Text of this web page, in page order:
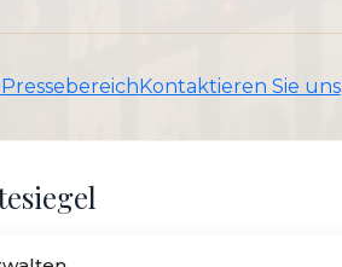
PressebereichKontaktieren Sie uns